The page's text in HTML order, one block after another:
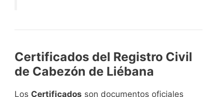
Certificados del Registro Civil
de Cabezón de Liébana
Los Certificados son documentos oficiales